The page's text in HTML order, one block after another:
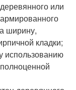
или
ширину,
кладки;
использованию